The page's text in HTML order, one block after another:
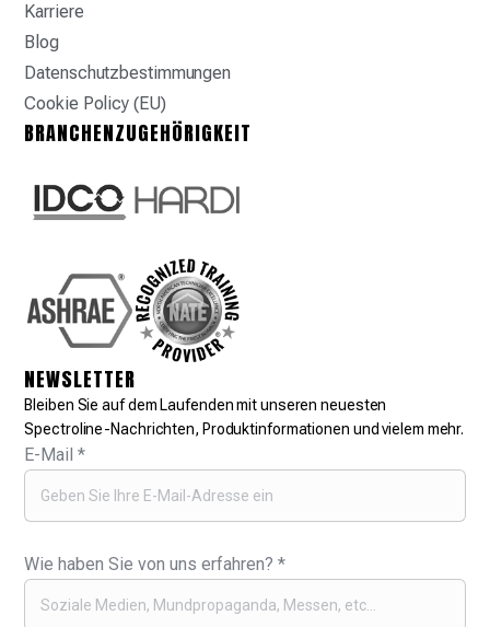
Karriere
Blog
Datenschutzbestimmungen
Cookie Policy (EU)
BRANCHENZUGEHÖRIGKEIT
NEWSLETTER
Bleiben Sie auf dem Laufenden mit unseren neuesten
Spectroline-Nachrichten, Produktinformationen und vielem mehr.
E-Mail*
Wie haben Sie von uns erfahren?*